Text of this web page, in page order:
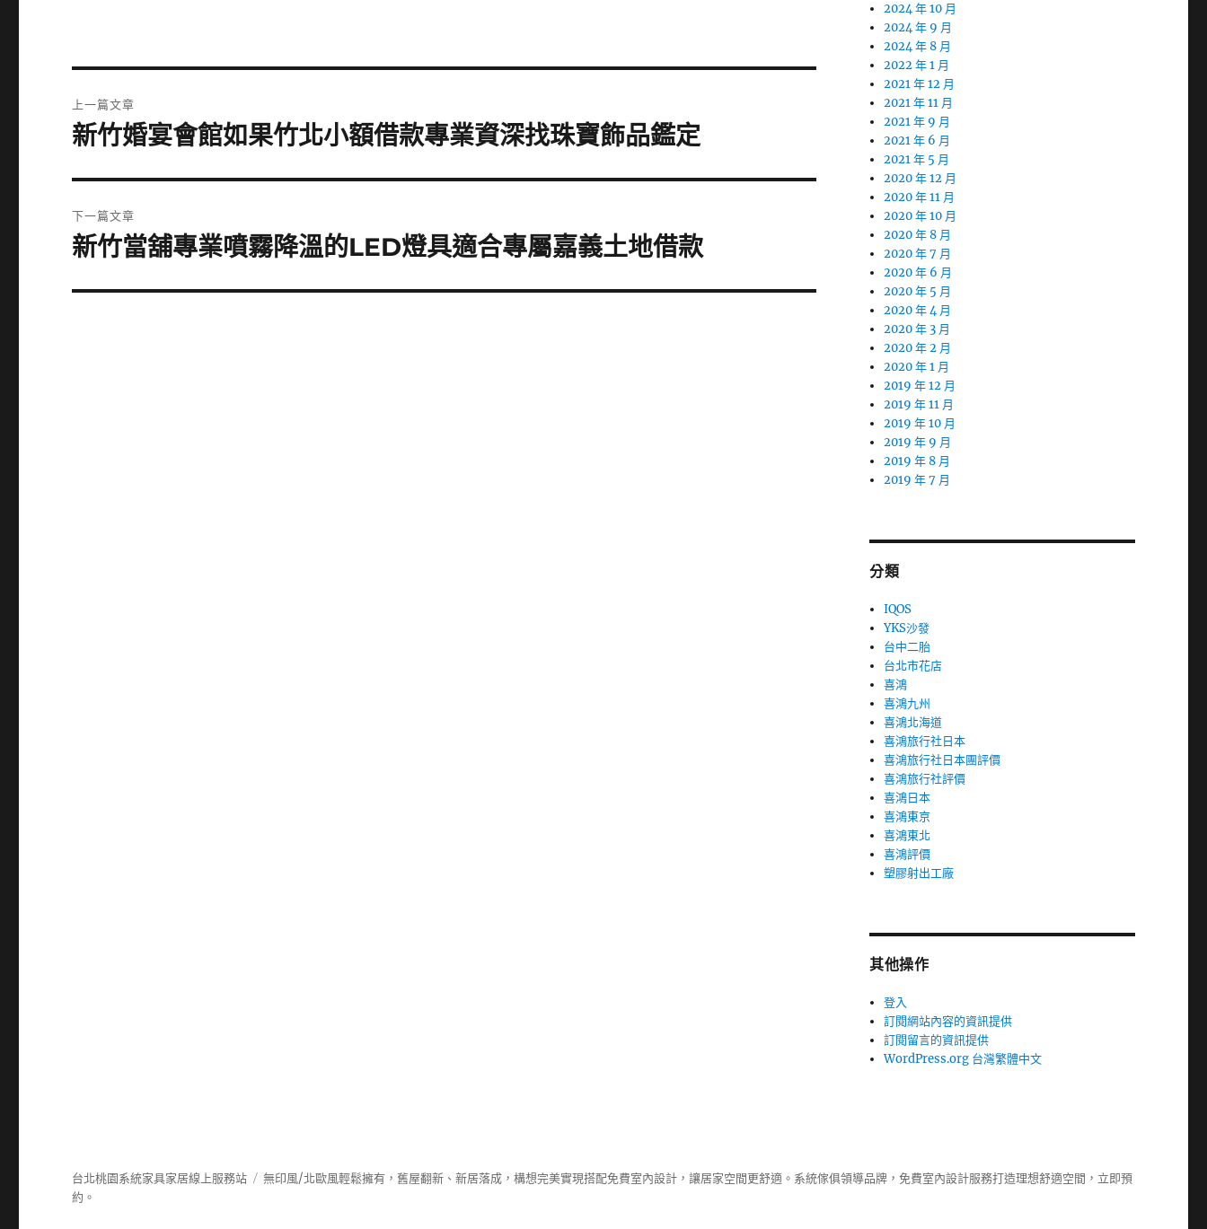
章
上一篇文章
上
篇
文
章:
新竹婚宴會館如果竹北小額借款專業資深找珠寶飾品鑑定
下一篇文章
下
篇
新竹當舖專業噴霧降溫的LED燈具適合專屬嘉義土地借款
2024 年 10 月
2024 年 9 月
2024 年 8 月
2022 年 1 月
2021 年 12 月
2021 年 11 月
2021 年 9 月
2021 年 6 月
2021 年 5 月
2020 年 12 月
2020 年 11 月
2020 年 10 月
2020 年 8 月
2020 年 7 月
2020 年 6 月
2020 年 5 月
2020 年 4 月
2020 年 3 月
2020 年 2 月
2020 年 1 月
2019 年 12 月
2019 年 11 月
2019 年 10 月
2019 年 9 月
2019 年 8 月
2019 年 7 月
分類
IQOS
YKS沙發
台中二胎
台北市花店
喜鴻
喜鴻九州
喜鴻北海道
喜鴻旅行社日本
喜鴻旅行社日本團評價
喜鴻旅行社評價
喜鴻日本
喜鴻東京
喜鴻東北
喜鴻評價
塑膠射出工廠
其他操作
登入
訂閱網站內容的資訊提供
訂閱留言的資訊提供
WordPress.org 台灣繁體中文
台北桃園系統家具家居線上服務站 無印風/北歐風輕鬆擁有，舊屋翻新、新居落成，構想完美實現搭配免費室內設計，讓居家空間更舒適。 系統傢俱領導品牌，免費室內設計服務打造理想舒適空間，立即預
約。